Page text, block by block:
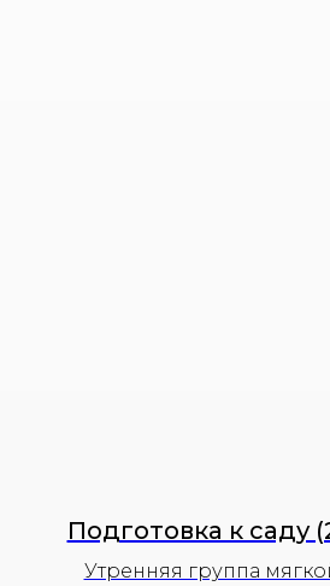
Подготовка к саду
Утренняя группа